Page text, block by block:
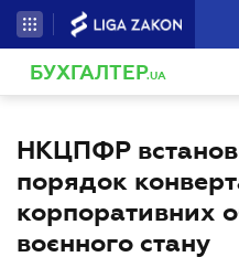
БУХГАЛТЕР.UA
НКЦПФР
порядок
корпоративних
воєнного стану